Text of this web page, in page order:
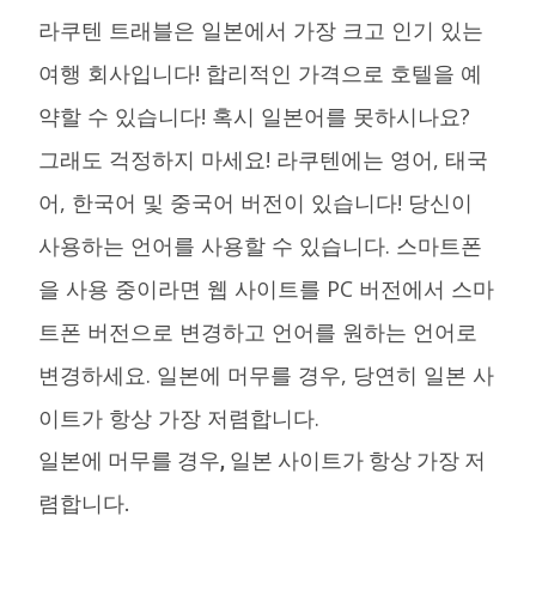
라쿠텐 트래블은 일본에서 가장 크고 인기 있는
여행 회사입니다! 합리적인 가격으로 호텔을 예
약할 수 있습니다! 혹시 일본어를 못하시나요?
그래도 걱정하지 마세요! 라쿠텐에는 영어, 태국
어, 한국어 및 중국어 버전이 있습니다! 당신이
사용하는 언어를 사용할 수 있습니다. 스마트폰
을 사용 중이라면 웹 사이트를 PC 버전에서 스마
트폰 버전으로 변경하고 언어를 원하는 언어로
변경하세요. 일본에 머무를 경우, 당연히 일본 사
이트가 항상 가장 저렴합니다.
일본에 머무를 경우, 일본 사이트가 항상 가장 저
렴합니다.